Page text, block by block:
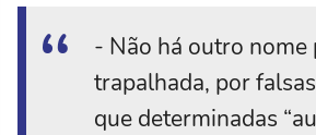
- Não há outro nome
trapalhada, por
que determinadas